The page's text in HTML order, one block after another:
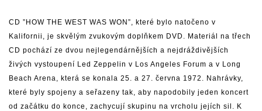
CD ”HOW THE WEST WAS WON”, které bylo natočeno v
Kalifornii, je skvělým zvukovým doplňkem DVD. Materiál na třech
CD pochází ze dvou nejlegendárnějších a nejdráždivějších
živých vystoupení Led Zeppelin v Los Angeles Forum a v Long
Beach Arena, která se konala 25. a 27. června 1972. Nahrávky,
které byly spojeny a seřazeny tak, aby napodobily jeden koncert
od začátku do konce, zachycují skupinu na vrcholu jejích sil. K